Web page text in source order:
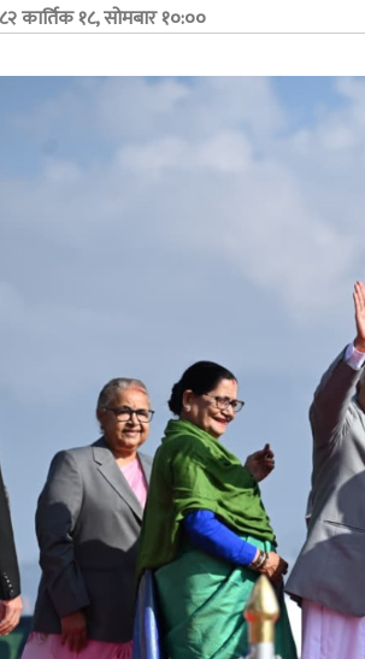
कार्तिक १८, सोमबार १०:००